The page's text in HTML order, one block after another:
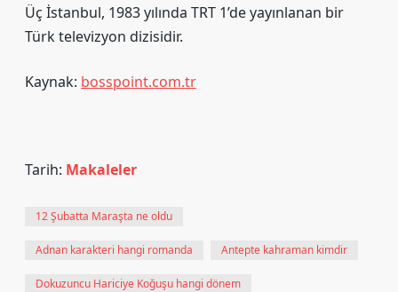
Üç İstanbul, 1983 yılında TRT 1’de yayınlanan bir
Türk televizyon dizisidir.
Kaynak: bosspoint.com.tr
Tarih: Makaleler
12 Şubatta Maraşta ne oldu
Adnan karakteri hangi romanda Antepte kahraman kimdir
Dokuzuncu Hariciye Koğuşu hangi dönem